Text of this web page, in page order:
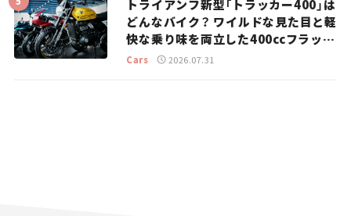
トライアンフ新型「トラッカー400」は
どんなバイク？ ワイルドな見た目と軽
快な乗り味を両立した400ccフラット
トラッカー【試乗レビュー】
Cars 2026.07.31